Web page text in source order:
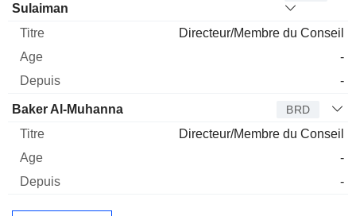
Sulaiman
Directeur/Membre du Conseil
-
-
Baker Al-Muhanna BRD
Directeur/Membre du Conseil
-
-